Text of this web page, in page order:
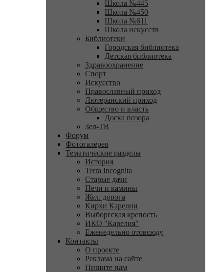
Школа №445
Школа №450
Школа №611
Школа искусств
Библиотеки
Городская библиотека
Детская библиотека
Здравоохранение
Спорт
Искусство
Православный приход
Лютеранский приход
Общество и власть
Доска позора
Зел-ТВ
Форум
Фотогалерея
Тематические разделы
История
Terra Incognita
Старые дачи
Печи и камины
Жел. дорога
Кирхи Карелии
Выборгская крепость
ИКО "Карелия"
Еженедельно отовсюду
Контакты
О проекте
Реклама на сайте
Пишите нам